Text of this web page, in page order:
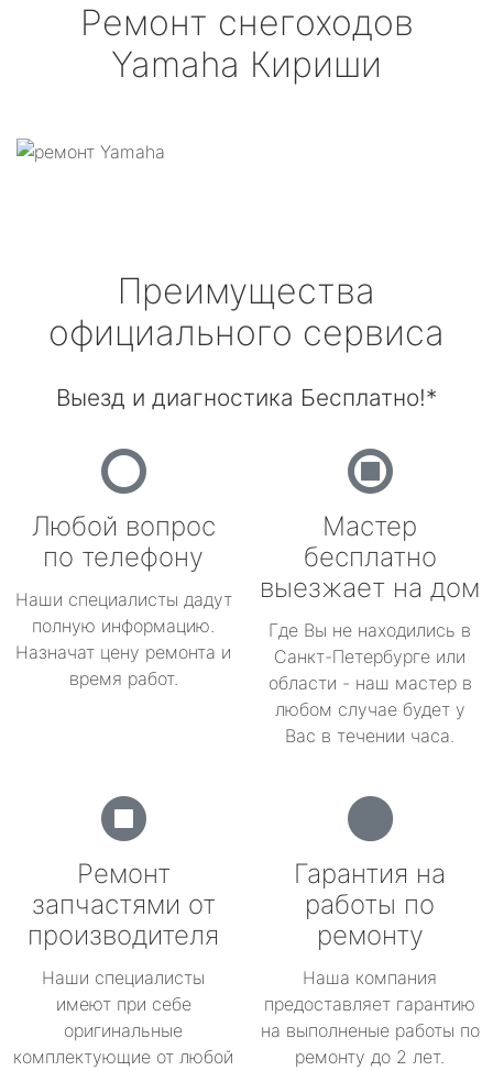
Ремонт снегоходов
Yamaha Кириши
Преимущества
официального сервиса
Выезд и диагностика Бесплатно!*
Любой вопрос
по телефону
Наши специалисты дадут
полную информацию.
Назначат цену ремонта и
время работ.
Мастер
бесплатно
выезжает на дом
Где Вы не находились в
Санкт-Петербурге или
области - наш мастер в
любом случае будет у
Вас в течении часа.
Ремонт
запчастями от
производителя
Наши специалисты
имеют при себе
оригинальные
комплектующие от любой
Гарантия на
работы по
ремонту
Наша компания
предоставляет гарантию
на выполненые работы по
ремонту до 2 лет.